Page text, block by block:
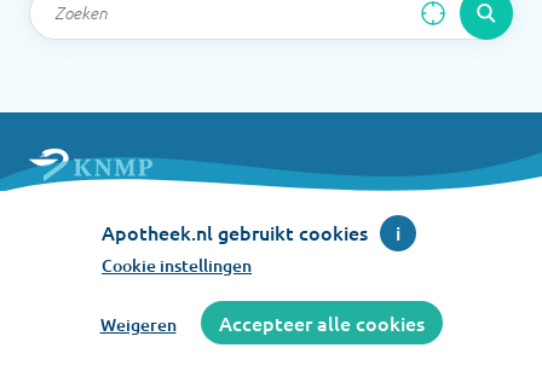
Nederlandse Maatschappij ter bevordering der
Pharmacie
Apotheek.nl gebruikt cookies i
Cookie instellingen
Weigeren Accepteer alle cookies